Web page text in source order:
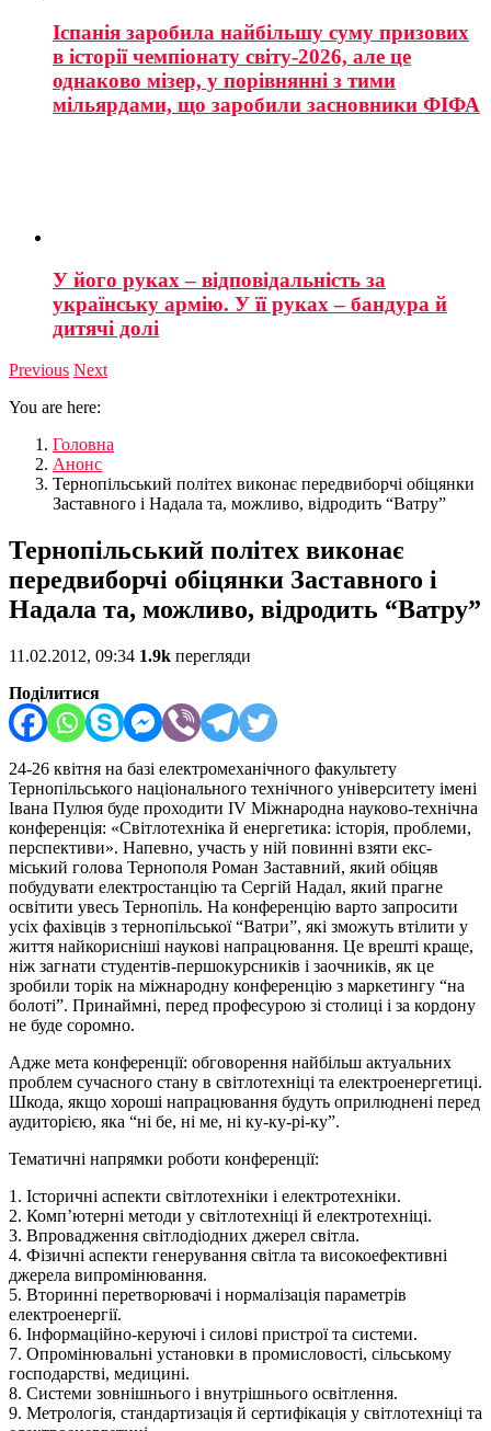
Іспанія заробила найбільшу суму призових
в історії чемпіонату світу-2026, але це
однаково мізер, у порівнянні з тими
мільярдами, що заробили засновники ФІФА
У його руках – відповідальність за
українську армію. У її руках – бандура й
дитячі долі
Previous Next
You are here:
Головна
Анонс
Тернопільський політех виконає передвиборчі обіцянки
Заставного і Надала та, можливо, відродить “Ватру”
Тернопільський політех виконає
передвиборчі обіцянки Заставного і
Надала та, можливо, відродить “Ватру”
11.02.2012, 09:34 1.9k перегляди
Поділитися
24-26 квітня на базі електромеханічного факультету
Тернопільського національного технічного університету імені
Івана Пулюя буде проходити IV Міжнародна науково-технічна
конференція: «Світлотехніка й енергетика: історія, проблеми,
перспективи». Напевно, участь у ній повинні взяти екс-
міський голова Тернополя Роман Заставний, який обіцяв
побудувати електростанцію та Сергій Надал, який прагне
освітити увесь Тернопіль. На конференцію варто запросити
усіх фахівців з тернопільської “Ватри”, які зможуть втілити у
життя найкорисніші наукові напрацювання. Це врешті краще,
ніж загнати студентів-першокурсників і заочників, як це
зробили торік на міжнародну конференцію з маркетингу “на
болоті”. Принаймні, перед професурою зі столиці і за кордону
не буде соромно.
Адже мета конференції: обговорення найбільш актуальних
проблем сучасного стану в світлотехніці та електроенергетиці.
Шкода, якщо хороші напрацювання будуть оприлюднені перед
аудиторією, яка “ні бе, ні ме, ні ку-ку-рі-ку”.
Тематичні напрямки роботи конференції:
1. Історичні аспекти світлотехніки і електротехніки.
2. Комп’ютерні методи у світлотехніці й електротехніці.
3. Впровадження світлодіодних джерел світла.
4. Фізичні аспекти генерування світла та високоефективні
джерела випромінювання.
5. Вторинні перетворювачі і нормалізація параметрів
електроенергії.
6. Інформаційно-керуючі і силові пристрої та системи.
7. Опромінювальні установки в промисловості, сільському
господарстві, медицині.
8. Системи зовнішнього і внутрішнього освітлення.
9. Метрологія, стандартизація й сертифікація у світлотехніці та